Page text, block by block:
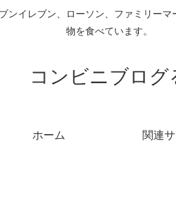
イレブン、ローソン、ファミリー
物を食べています。
コンビニブログ
ホーム 関連